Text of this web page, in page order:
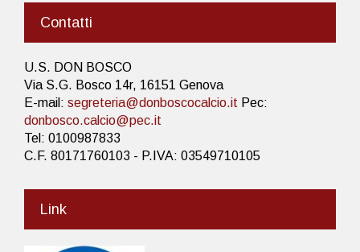
Contatti
U.S. DON BOSCO
Via S.G. Bosco 14r, 16151 Genova
E-mail: segreteria@donboscocalcio.it Pec:
donbosco.calcio@pec.it
Tel: 0100987833
C.F. 80171760103 - P.IVA: 03549710105
Link